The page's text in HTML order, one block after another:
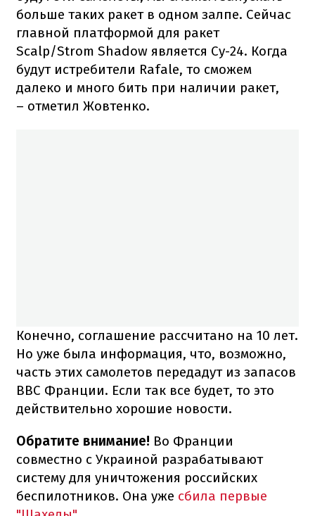
больше таких ракет в одном залпе. Сейчас
главной платформой для ракет
Scalp/Strom Shadow является Су-24. Когда
будут истребители Rafale, то сможем
далеко и много бить при наличии ракет,
– отметил Жовтенко.
Конечно, соглашение рассчитано на 10 лет.
Но уже была информация, что, возможно,
часть этих самолетов передадут из запасов
ВВС Франции. Если так все будет, то это
действительно хорошие новости.
Обратите внимание! Во Франции
совместно с Украиной разрабатывают
систему для уничтожения российских
беспилотников. Она уже сбила первые